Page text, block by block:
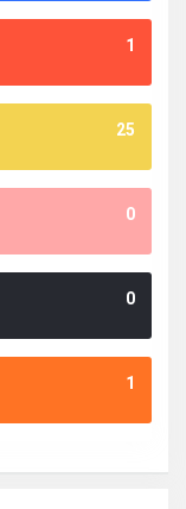
1
25
0
0
1